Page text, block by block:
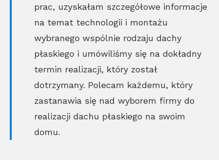
prac, uzyskałam szczegółowe informacje
na temat technologii i montażu
wybranego wspólnie rodzaju dachy
płaskiego i umówiliśmy się na dokładny
termin realizacji, który został
dotrzymany. Polecam każdemu, który
zastanawia się nad wyborem firmy do
realizacji dachu płaskiego na swoim
domu.